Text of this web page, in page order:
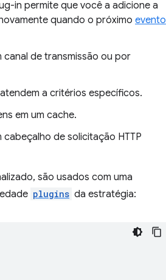
in permite que você a adicione a
quando o próximo evento
canal de transmissão ou por
a critérios específicos.
em um cache.
de solicitação HTTP
são usados com uma
plugins da estratégia: